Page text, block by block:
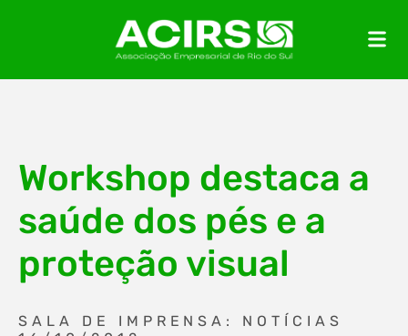
Workshop destaca a
saúde dos pés e a
proteção visual
SALA DE IMPRENSA: NOTÍCIAS